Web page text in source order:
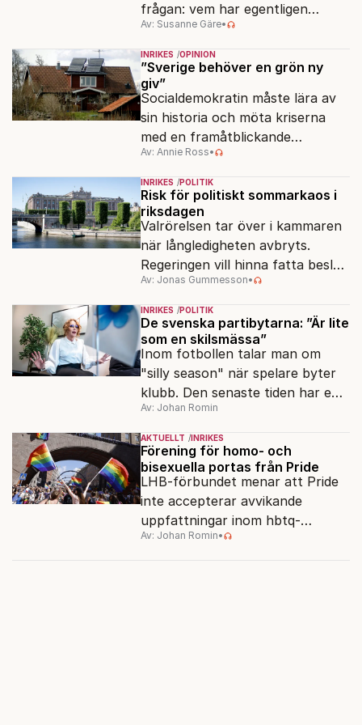
frågan: vem har egentligen
ansvar för Sveriges
vattenresurser?
Av: Susanne Gäre•
INRIKES OPINION
”Sverige behöver en grön ny
giv”
Socialdemokratin måste lära av
sin historia och möta kriserna
med en framåtblickande
strukturpolitik för att göra
Sverige långsiktigt hållbart,
jämlikt och kriståligt.
Av: Annie Ross•
INRIKES POLITIK
Risk för politiskt sommarkaos i
riksdagen
Valrörelsen tar över i kammaren
när långledigheten avbryts.
Regeringen vill hinna fatta beslut
före valet – men oppositionen
ser sin chans att pressa
Tidösidan.
Av: Jonas Gummesson•
INRIKES POLITIK
De svenska partibytarna: ”Är lite
som en skilsmässa”
Inom fotbollen talar man om
"silly season" när spelare byter
klubb. Den senaste tiden har en
rad svenska politiker bytt parti –
men varför, och vad skiljer
partiernas interna kulturer åt?
Av: Johan Romin
AKTUELLT INRIKES
Förening för homo- och
bisexuella portas från Pride
LHB-förbundet menar att Pride
inte accepterar avvikande
uppfattningar inom hbtq-
rörelsen. "Vi har inga problem
Av: Johan Romin•